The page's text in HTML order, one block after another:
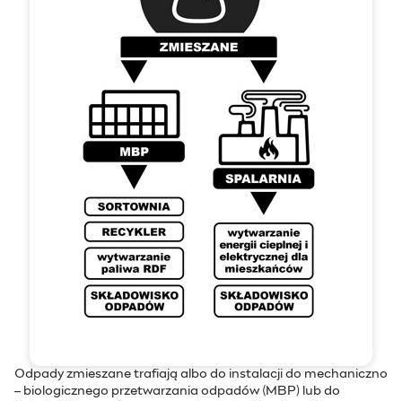
Odpady zmieszane trafiają albo do instalacji do mechaniczno
– biologicznego przetwarzania odpadów (MBP) lub do